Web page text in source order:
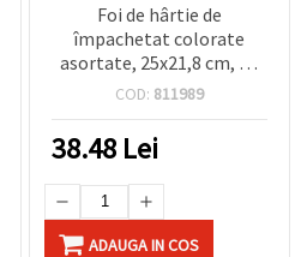
Foi de hârtie de
împachetat colorate
asortate, 25x21,8 cm, 50
buc
COD: 811989
38.48 Lei
ADAUGA IN COS